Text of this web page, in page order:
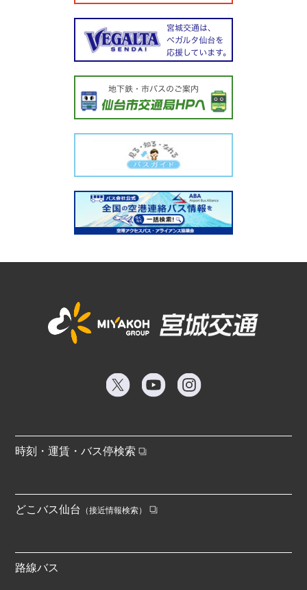
時刻・運賃・バス停検索
どこバス仙台 （接近情報検索）
路線バス